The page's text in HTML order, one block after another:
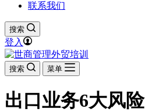
联系我们
搜索
登入
搜索 菜单
出口业务6大风险